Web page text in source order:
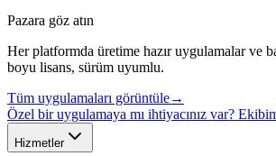
Pazara göz atın
Her platformda üretime hazır uygulamalar ve
boyu lisans, sürüm uyumlu.
Tüm uygulamaları görüntüle→
Özel bir uygulamaya mı ihtiyacınız var?
Hizmetler